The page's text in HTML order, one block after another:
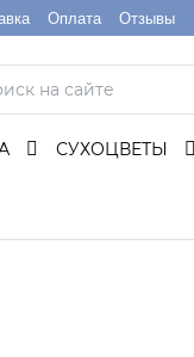
Оплата Отзывы
СУХОЦВЕТЫ